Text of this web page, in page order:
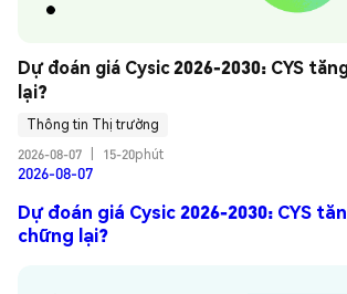
Dự đoán giá Cysic 2026-2030: CYS
lại?
Thông tin Thị trường
2026-08-07
15-20phút
2026-08-07
Dự đoán giá Cysic 2026-2030: CYS
chững lại?